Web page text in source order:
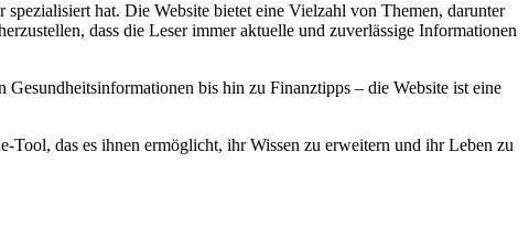
hat. Die Website bietet eine Vielzahl von Themen, darunter
dass die Leser immer aktuelle und zuverlässige Informationen
bis hin zu Finanztipps – die Website ist eine
das es ihnen ermöglicht, ihr Wissen zu erweitern und ihr Leben zu